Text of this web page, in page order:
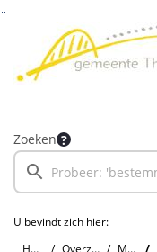
Zoeken
U bevindt zich hier:
Home
Overzichten Moties